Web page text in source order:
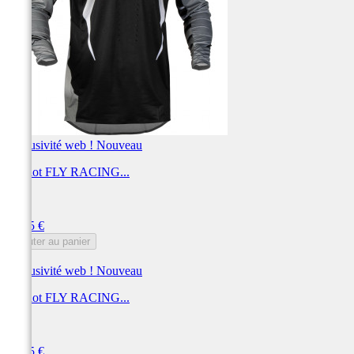
Exclusivité web ! Nouveau
Maillot FLY RACING...
69,95 €
Ajouter au panier
Exclusivité web ! Nouveau
Maillot FLY RACING...